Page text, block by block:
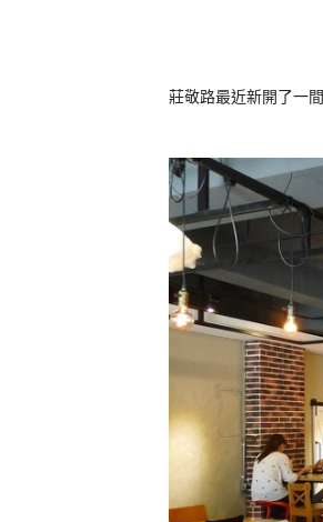
莊敬路最近新開了一